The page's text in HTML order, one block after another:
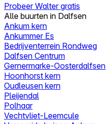
Probeer Walter gratis
Alle buurten in Dalfsen
Ankum kern
Ankummer Es
Bedrijventerrein Rondweg
Dalfsen Centrum
Gernermarke-Oosterdalfsen
Hoonhorst kern
Oudleusen kern
Pleijendal
Polhaar
Vechtvliet-Leemcule